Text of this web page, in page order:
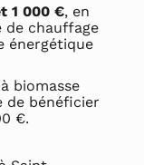
1 000 €, en
de chauffage
énergétique
biomasse
bénéficier
€.